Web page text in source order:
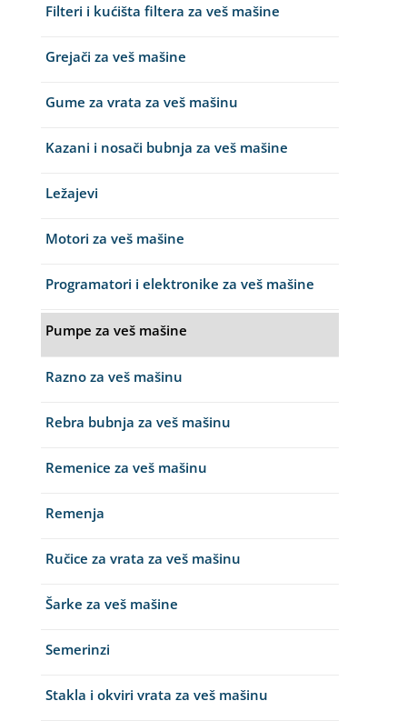
Filteri i kućišta filtera za veš mašine
Grejači za veš mašine
Gume za vrata za veš mašinu
Kazani i nosači bubnja za veš mašine
Ležajevi
Motori za veš mašine
Programatori i elektronike za veš mašine
Pumpe za veš mašine
Razno za veš mašinu
Rebra bubnja za veš mašinu
Remenice za veš mašinu
Remenja
Ručice za vrata za veš mašinu
Šarke za veš mašine
Semerinzi
Stakla i okviri vrata za veš mašinu